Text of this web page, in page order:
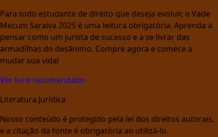
Para todo estudante de direito que deseja evoluir, o Vade
Mecum Saraiva 2025 é uma leitura obrigatória. Aprenda a
pensar como um jurista de sucesso e a se livrar das
armadilhas do desânimo. Compre agora e comece a
mudar sua vida!
Ver livro recomendado
Literatura Jurídica
Nosso conteúdo é protegido pela lei dos direitos autorais,
e a citação da fonte é obrigatória ao utilizá-lo.